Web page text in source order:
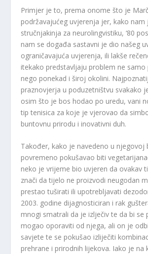
Primjer je to, prema onome što je
podržavajućeg uvjerenja jer, kako nam
stručnjakinja za neurolingvistiku, ‘80
nam se događa sastavni je dio našeg
ograničavajuća uvjerenja, ili lakše
itekako predstavljaju problem ne samo
nego ponekad i široj okolini.
praznovjerja u poduzetništvu svakako
osim što je bos hodao po uredu, vani
tip tenisica za koje je vjerovao da
buntovnu prirodu i inovativni duh.
Također, kako je navedeno u njegovoj
povremeno pokušavao biti
neko je vrijeme bio uvjeren da ovakav
znači da tijelo ne proizvodi neugodan
prestao tuširati ili upotrebljavati
2003. godine dijagnosticiran i rak
mnogi smatrali da je izlječiv te da bi se
mogao oporaviti od njega, ali on je
savjete te se pokušao izliječiti
prehrane i prirodnih lijekova. Iako je na